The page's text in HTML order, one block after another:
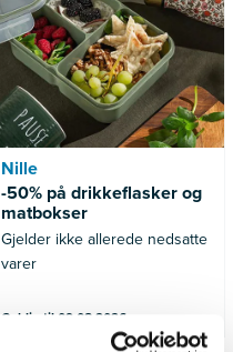
Nille
-50% på drikkeflasker og
matbokser
Gjelder ikke allerede nedsatte
varer
Gyldig til 09.08.2026